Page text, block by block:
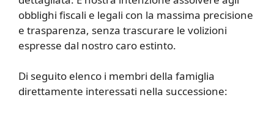
obblighi fiscali e legali con la massima precisione
e trasparenza, senza trascurare le volizioni
espresse dal nostro caro estinto.
Di seguito elenco i membri della famiglia
direttamente interessati nella successione: